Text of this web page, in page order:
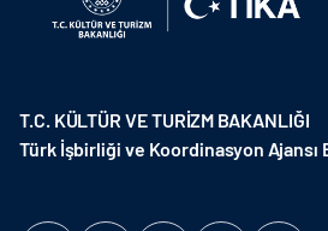
T.C. KÜLTÜR VE TURİZM BAKANLIĞI
Türk İşbirliği ve Koordinasyon Ajansı